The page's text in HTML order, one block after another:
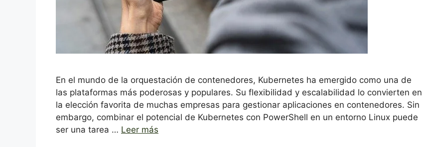
En el mundo de la orquestación de contenedores, Kubernetes ha emergido como una de
las plataformas más poderosas y populares. Su flexibilidad y escalabilidad lo convierten en
la elección favorita de muchas empresas para gestionar aplicaciones en contenedores. Sin
embargo, combinar el potencial de Kubernetes con PowerShell en un entorno Linux puede
ser una tarea … Leer más